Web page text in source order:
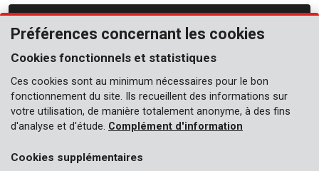
Transport et entreposage
Préférences concernant les cookies
Cookies fonctionnels et statistiques
Ces cookies sont au minimum nécessaires pour le bon
fonctionnement du site. Ils recueillent des informations sur
votre utilisation, de manière totalement anonyme, à des fins
d'analyse et d'étude. Complément d'information
Cookies supplémentaires